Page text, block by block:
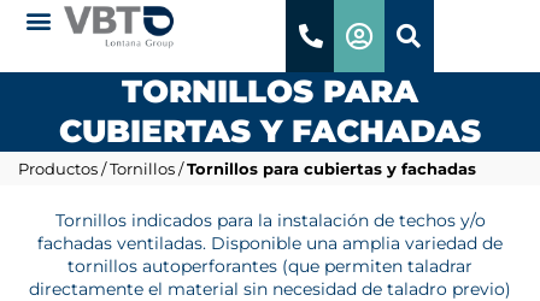
TORNILLOS PARA
CUBIERTAS Y FACHADAS
Productos/Tornillos/Tornillos para cubiertas y fachadas
Tornillos indicados para la instalación de techos y/o
fachadas ventiladas. Disponible una amplia variedad de
tornillos autoperforantes (que permiten taladrar
directamente el material sin necesidad de taladro previo)